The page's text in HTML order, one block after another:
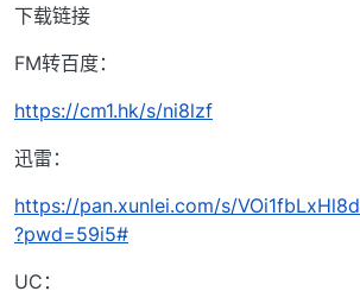
下载链接
FM转百度：
https://cm1.hk/s/ni8lzf
迅雷：
https://pan.xunlei.com/s/
?pwd=59i5#
UC：